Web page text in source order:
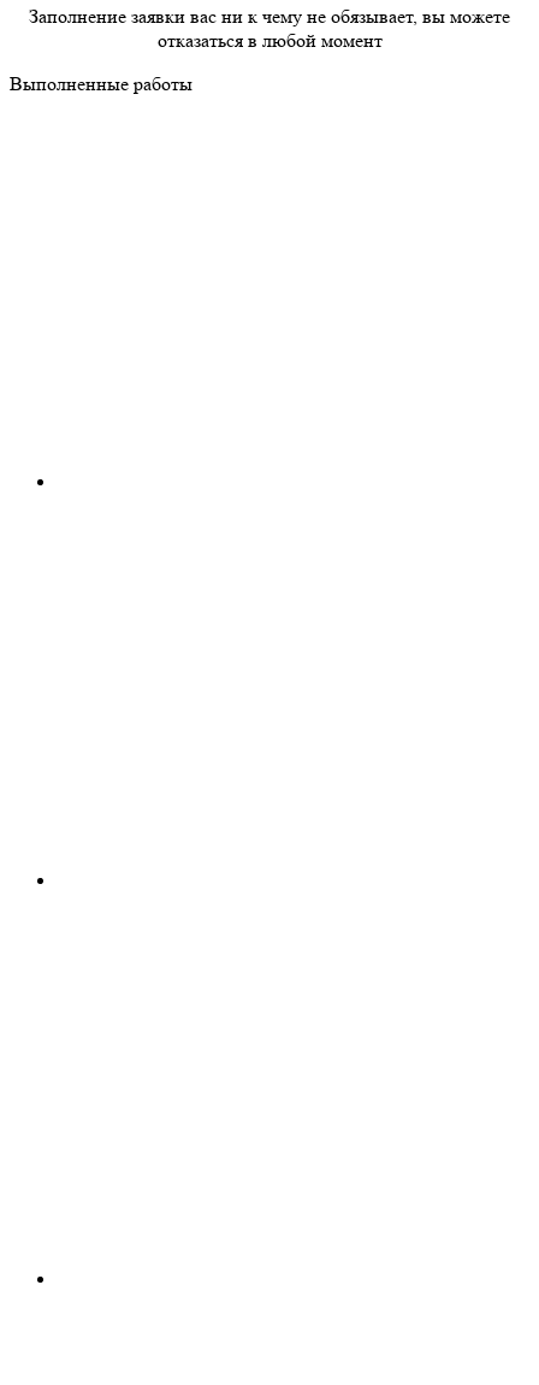
Заполнение заявки вас ни к чему не обязывает, вы можете
отказаться в любой момент
Выполненные работы